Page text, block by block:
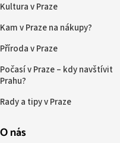
Kultura v Praze
Kam v Praze na nákupy?
Příroda v Praze
Počasí v Praze – kdy navštívit
Prahu?
Rady a tipy v Praze
O nás